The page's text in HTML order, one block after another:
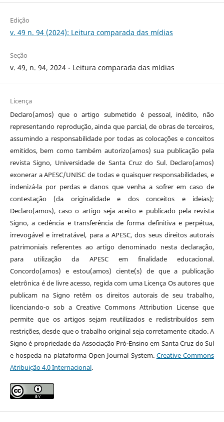
Edição
v. 49 n. 94 (2024): Leitura comparada das mídias
Seção
v. 49, n. 94, 2024 - Leitura comparada das mídias
Licença
Declaro(amos) que o artigo submetido é pessoal, inédito, não
representando reprodução, ainda que parcial, de obras de terceiros,
assumindo a responsabilidade por todas as colocações e conceitos
emitidos, bem como também autorizo(amos) sua publicação pela
revista Signo, Universidade de Santa Cruz do Sul. Declaro(amos)
exonerar a APESC/UNISC de todas e quaisquer responsabilidades, e
indenizá-la por perdas e danos que venha a sofrer em caso de
contestação (da originalidade e dos conceitos e ideias);
Declaro(amos), caso o artigo seja aceito e publicado pela revista
Signo, a cedência e transferência de forma definitiva e perpétua,
irrevogável e irretratável, para a APESC, dos seus direitos autorais
patrimoniais referentes ao artigo denominado nesta declaração,
para utilização da APESC em finalidade educacional.
Concordo(amos) e estou(amos) ciente(s) de que a publicação
eletrônica é de livre acesso, regida com uma Licença Os autores que
publicam na Signo retêm os direitos autorais de seu trabalho,
licenciando-o sob a Creative Commons Attribution License que
permite que os artigos sejam reutilizados e redistribuídos sem
restrições, desde que o trabalho original seja corretamente citado. A
Signo é propriedade da Associação Pró-Ensino em Santa Cruz do Sul
e hospeda na plataforma Open Journal System. Creative Commons
Atribuição 4.0 Internacional.